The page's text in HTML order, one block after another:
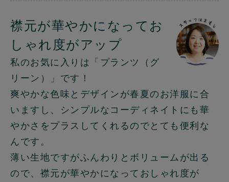
襟元が華やかになってお
しゃれ度がアップ
私のお気に入りは「プランツ（グ
リーン）」です！
爽やかな色味とデザインが春夏のお洋服に合
いますし、シンプルなコーディネイトにも華
やかさをプラスしてくれるのでとても便利な
んです。
薄い生地ですがふんわりとボリュームが出る
ので、襟元が華やかになっておしゃれ度が